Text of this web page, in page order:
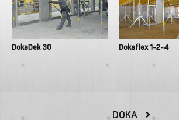
DokaDek 30 Dokaflex 1-2-4
DOKA